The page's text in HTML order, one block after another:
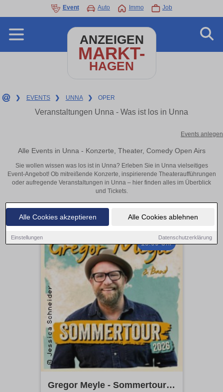
Alle Cookies akzeptieren Alle Cookies ablehnen
Einstellungen Datenschutzerklärung
Event Auto Immo Job
ANZEIGEN
MARKT-
HAGEN
❯ EVENTS ❯ UNNA ❯ OPER
Veranstaltungen Unna - Was ist los in Unna
Events anlegen
Alle Events in Unna - Konzerte, Theater, Comedy Open Airs
Sie wollen wissen was los ist in Unna? Erleben Sie in Unna vielseitiges
Event-Angebot! Ob mitreißende Konzerte, inspirierende Theateraufführungen
oder aufregende Veranstaltungen in Unna – hier finden alles im Überblick
und Tickets.
18:00 Uhr
Gregor Meyle - Sommertour